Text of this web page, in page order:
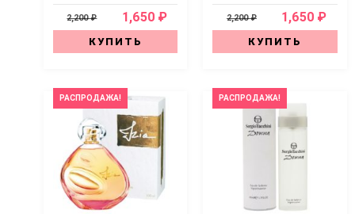
2,200 ₽ 1,650 ₽
КУПИТЬ
2,200 ₽ 1,650 ₽
КУПИТЬ
РАСПРОДАЖА! РАСПРОДАЖА!